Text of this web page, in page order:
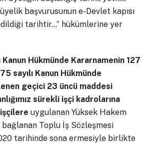
başvurusunun e-Devlet kapısı
tarihtir…” hükümlerine yer
Kanun Hükmünde Kararnamenin 127
sayılı Kanun Hükmünde
geçici 23 üncü maddesi
sürekli işçi kadrolarına
uygulanan Yüksek Hakem
Toplu İş Sözleşmesi
tarihinde sona ermesiyle birlikte